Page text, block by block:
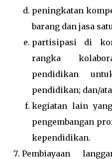
peningkatan
barang dan jasa
partisipasi di
rangka
pendidikan
pendidikan; dan/
kegiatan lain
pengembangan
kependidikan.
Pembiayaan